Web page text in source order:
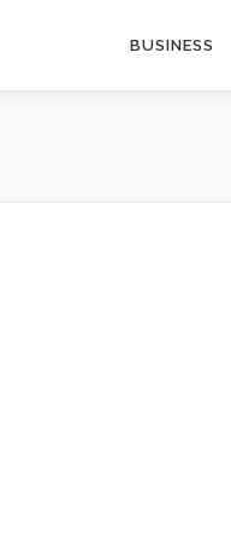
BUSINESS